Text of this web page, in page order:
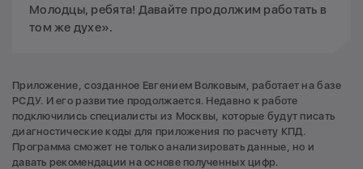
Молодцы, ребята! Давайте продолжим работать в
том же духе».
Приложение, созданное Евгением Волковым, работает на базе
РСДУ. И его развитие продолжается. Недавно к работе
подключились специалисты из Москвы, которые будут писать
диагностические коды для приложения по расчету КПД.
Программа сможет не только анализировать данные, но и
давать рекомендации на основе полученных цифр.